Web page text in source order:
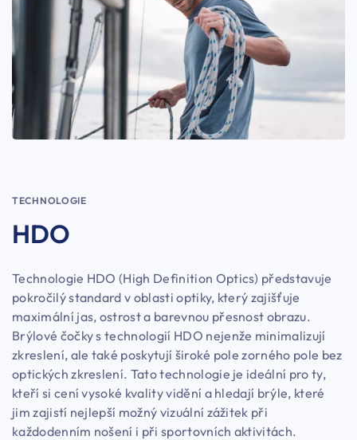
TECHNOLOGIE
HDO
Technologie HDO (High Definition Optics) představuje
pokročilý standard v oblasti optiky, který zajišťuje
maximální jas, ostrost a barevnou přesnost obrazu.
Brýlové čočky s technologií HDO nejenže minimalizují
zkreslení, ale také poskytují široké pole zorného pole bez
optických zkreslení. Tato technologie je ideální pro ty,
kteří si cení vysoké kvality vidění a hledají brýle, které
jim zajistí nejlepší možný vizuální zážitek při
každodenním nošení i při sportovních aktivitách.